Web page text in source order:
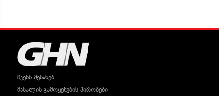
ჩვენს შესახებ
მასალის გამოყენების პირობები